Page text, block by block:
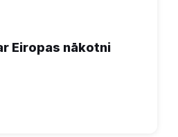
Eiropas nākotni